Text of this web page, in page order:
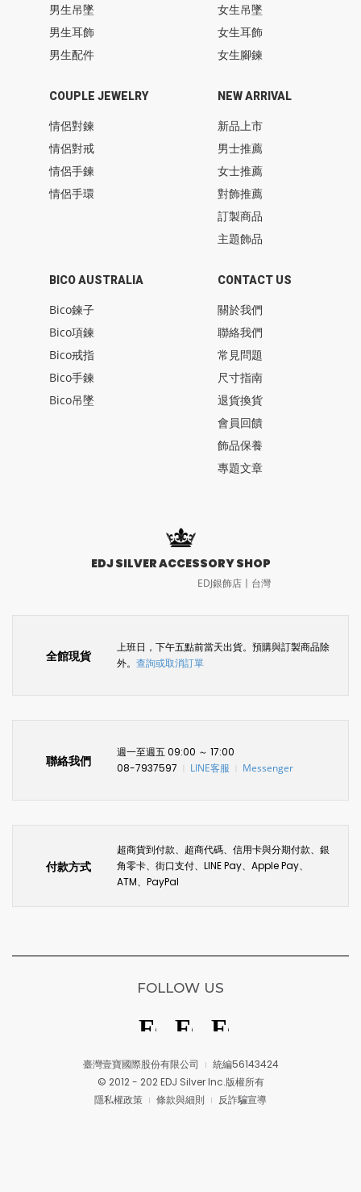
男生吊墜
男生耳飾
男生配件
女生吊墜
女生耳飾
女生腳鍊
COUPLE JEWELRY
情侶對鍊
情侶對戒
情侶手鍊
情侶手環
BICO AUSTRALIA
Bico鍊子
Bico項鍊
Bico戒指
Bico手鍊
Bico吊墜
NEW ARRIVAL
新品上市
男士推薦
女士推薦
對飾推薦
訂製商品
主題飾品
CONTACT US
關於我們
聯絡我們
常見問題
尺寸指南
退貨換貨
會員回饋
飾品保養
專題文章
EDJ SILVER ACCESSORY SHOP
EDJ銀飾店〡台灣
全館現貨
上班日，下午五點前當天出貨。預購與訂製商品除
外。 查詢或取消訂單
聯絡我們
週一至週五 09:00 ～ 17:00
08-7937597
LINE客服 Messenger
付款方式
超商貨到付款、超商代碼、信用卡與分期付款、銀
角零卡、街口支付、LINE Pay、Apple Pay、
ATM、PayPal
臺灣壹寶國際股份有限公司
統編56143424
© 2012 - 202 EDJ Silver Inc.版權所有
隱私權政策
條款與細則 反詐騙宣導
FOLLOW US